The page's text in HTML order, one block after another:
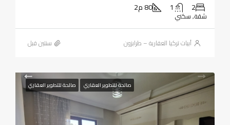
2
1 80 م2
شقة, سكني
أبيات تركيا العقارية – طرابزون ‏سنتين قبل
صالحة للتطوير العقاري صالحة للتطوير العقاري